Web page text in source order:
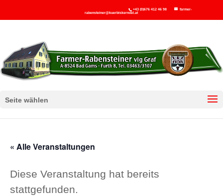
+43 (0)676 412 46 98
farmer-
rabensteiner@kuerbiskernoel.at
Seite wählen
« Alle Veranstaltungen
Diese Veranstaltung hat bereits
stattgefunden.